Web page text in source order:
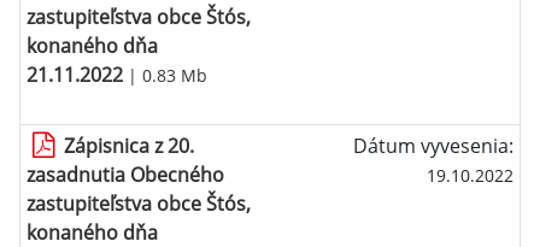
zastupiteľstva obce Štós,
konaného dňa
21.11.2022 | 0.83 Mb
Zápisnica z 20.
zasadnutia Obecného
zastupiteľstva obce Štós,
konaného dňa
Dátum vyvesenia:
19.10.2022